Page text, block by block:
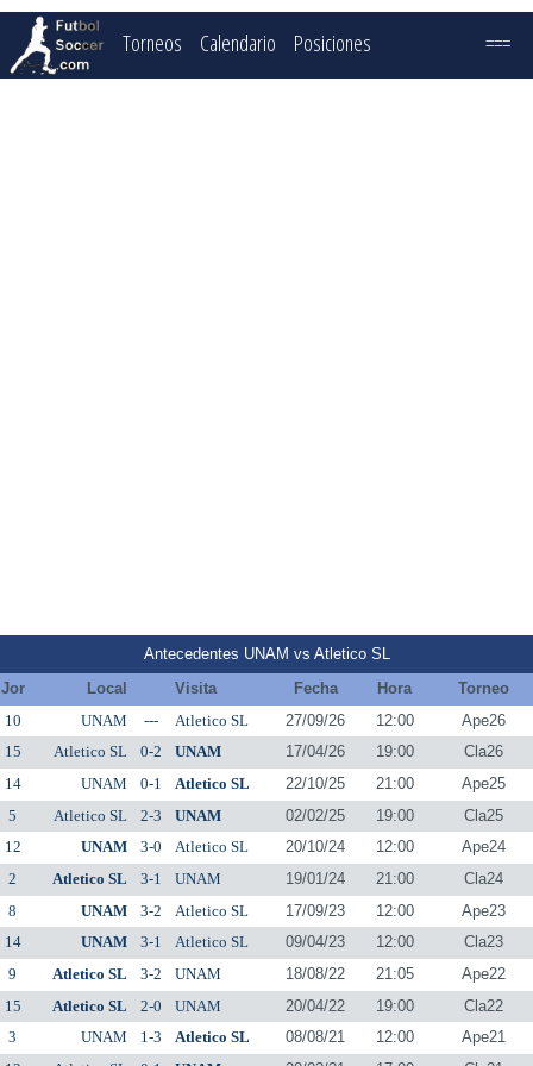
Torneos Calendario Posiciones ===
Antecedentes UNAM vs Atletico SL
Jor
Local Visita Fecha Hora
Torneo
10
UNAM --- Atletico SL 27/09/26 12:00
Ape26
15
Atletico SL 0-2 UNAM 17/04/26 19:00
Cla26
14
UNAM 0-1 Atletico SL 22/10/25 21:00
Ape25
5
Atletico SL 2-3 UNAM 02/02/25 19:00
Cla25
12
UNAM 3-0 Atletico SL 20/10/24 12:00
Ape24
2
Atletico SL 3-1 UNAM 19/01/24 21:00
Cla24
8
UNAM 3-2 Atletico SL 17/09/23 12:00
Ape23
14
UNAM 3-1 Atletico SL 09/04/23 12:00
Cla23
9
Atletico SL 3-2 UNAM 18/08/22 21:05
Ape22
15
Atletico SL 2-0 UNAM 20/04/22 19:00
Cla22
3
UNAM 1-3 Atletico SL 08/08/21 12:00
Ape21